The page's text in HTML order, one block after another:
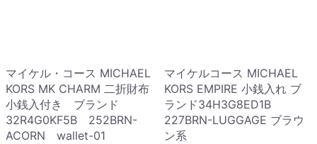
マイケル・コース MICHAEL
KORS MK CHARM 二折財布
小銭入付き ブランド
32R4G0KF5B 252BRN-
ACORN wallet-01
マイケルコース MICHAEL
KORS EMPIRE 小銭入れ ブ
ランド34H3G8ED1B
227BRN-LUGGAGE ブラウ
ン系